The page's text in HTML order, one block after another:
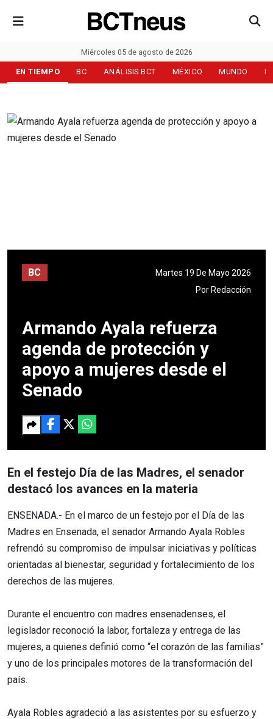
Miércoles 05 de agosto de 2026
EN TIEMPO BC ANÁLISIS BCT MÉXICO MUNDO
BC
Martes 19 De Mayo 2026
Por Redacción
Armando Ayala refuerza
agenda de protección y
apoyo a mujeres desde el
Senado
En el festejo Día de las Madres, el senador
destacó los avances en la materia
ENSENADA.- En el marco de un festejo por el Día de las
Madres en Ensenada, el senador Armando Ayala Robles
refrendó su compromiso de impulsar iniciativas y políticas
orientadas al bienestar, seguridad y fortalecimiento de los
derechos de las mujeres.
Durante el encuentro con madres ensenadenses, el
legislador reconoció la labor, fortaleza y entrega de las
mujeres, a quienes definió como “el corazón de las familias”
y uno de los principales motores de la transformación del
país.
Ayala Robles agradeció a las asistentes por su esfuerzo y